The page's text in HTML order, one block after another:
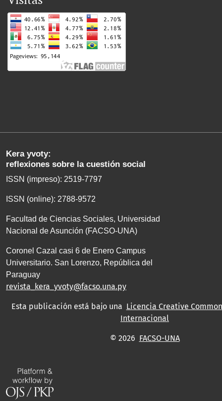
Kera yvoty:
reflexiones sobre la cuestión social
ISSN (impreso): 2519-7797
ISSN (online): 2788-9572
Facultad de Ciencias Sociales, Universidad
Nacional de Asunción (FACSO-UNA)
Coronel Cazal casi 6 de Enero Campus
Universitario. San Lorenzo, República del
Paraguay
revista_kera_yvoty@facso.una.py
Esta publicación está bajo una Licencia Creative
Internacional
© 2026 FACSO-UNA